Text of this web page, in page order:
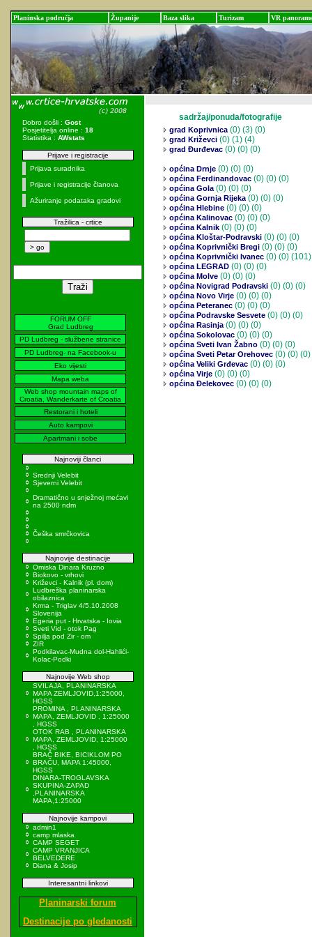
Planinska područja Županije Baza slika Turizam VR panorame
Dobro došli : Gost
Posjetitelja online : 18
Statistika : AWstats
Prijave i registracije
Prijava suradnika
Prijave i registracije članova
Ažuriranje podataka gradovi
Tražilica - crtice
FORUM OFF
Grad Ludbreg
PD Ludbreg - službene stranice
PD Ludbreg- na Facebook-u
Eko vijesti
Mapa weba
Web shop mountain maps of
Croatia, Wanderkarte of Croatia
Restorani i hoteli
Auto kampovi
Apartmani i sobe
Najnoviji članci
Srednji Velebit
Sjeverni Velebit
Dramatično u snježnoj mećavi
na 2500 ndm
Češka smrčkovica
Najnovije destinacije
Omiska Dinara Kruzno
Biokovo - vrhovi
Križevci - Kalnik (pl. dom)
Ludbreška planinarska
obilaznica
Krma - Triglav 4/5.10.2008
Slovenija
Egeria put - Hrvatska - Iovia
Sveti Vid - otok Pag
Spilja pod Zir - om
ZIR
Podkilavac-Mudna dol-Hahlići-
Kolac-Podki
Najnovije Web shop
SVILAJA, PLANINARSKA
MAPA ZEMLJOVID,1:25000,
HGSS
PROMINA , PLANINARSKA
MAPA, ZEMLJOVID , 1:25000
, HGSS
OTOK RAB , PLANINARSKA
MAPA, ZEMLJOVID, 1:25000
, HGSS
BRAČ BIKE, BICIKLOM PO
BRAČU, MAPA 1:45000,
HGSS
DINARA-TROGLAVSKA
SKUPINA-ZAPAD
,PLANINARSKA
MAPA,1:25000
Najnovije kampovi
admin1
camp mlaska
CAMP SEGET
CAMP VRANJICA
BELVEDERE
Diana & Josip
Interesantni linkovi
Planinarski forum
Destinacije po gledanosti
sadržaj/ponuda/fotografije
grad Koprivnica(0) (3) (0)
grad Križevci (0) (1) (4)
grad Đurđevac (0) (0) (0)
općina Drnje (0) (0) (0)
općina Ferdinandovac (0) (0) (0)
općina Gola(0) (0) (0)
općina Gornja Rijeka(0) (0) (0)
općina Hlebine (0) (0) (0)
općina Kalinovac (0) (0) (0)
općina Kalnik (0) (0) (0)
općina Kloštar-Podravski (0) (0) (0)
općina Koprivnički Bregi (0) (0) (0)
općina Koprivnički Ivanec (0) (0) (101)
općina LEGRAD (0) (0) (0)
općina Molve (0) (0) (0)
općina Novigrad Podravski (0) (0) (0)
općina Novo Virje (0) (0) (0)
općina Peteranec (0) (0) (0)
općina Podravske Sesvete (0) (0) (0)
općina Rasinja(0) (0) (0)
općina Sokolovac (0) (0) (0)
općina Sveti Ivan Žabno (0) (0) (0)
općina Sveti Petar Orehovec (0) (0) (0)
općina Veliki Grđevac (0) (0) (0)
općina Virje (0) (0) (0)
općina Đelekovec (0) (0) (0)